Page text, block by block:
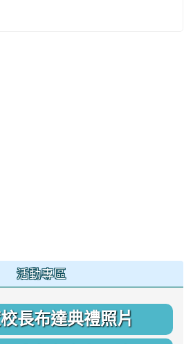
活動專區
長布達典禮照片